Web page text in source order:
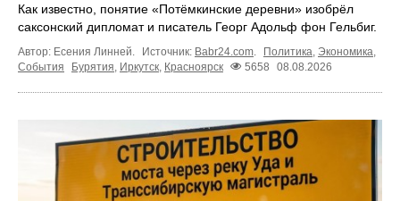
Как известно, понятие «Потёмкинские деревни» изобрёл
саксонский дипломат и писатель Георг Адольф фон Гельбиг.
Автор: Есения Линней. Источник: Babr24.com. Политика, Экономика,
События
Бурятия, Иркутск, Красноярск 5658 08.08.2026